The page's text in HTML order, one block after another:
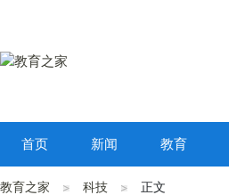
首页 新闻 教育
教育之家 科技 正文